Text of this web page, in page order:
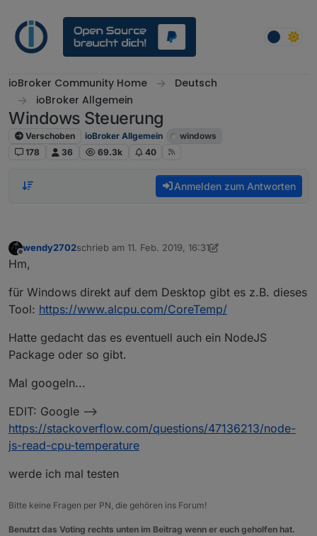
ioBroker Community Home
Deutsch
ioBroker Allgemein
Windows Steuerung
Verschoben ioBroker Allgemein
windows
178
36 69.3k 40
Anmelden zum Antworten
wendy2702schrieb am 11. Feb. 2019, 16:31
zuletzt editiert von wendy27022. Nov. 2019, 17:32
Hm,
für Windows direkt auf dem Desktop gibt es z.B. dieses
Tool: https://www.alcpu.com/CoreTemp/
Hatte gedacht das es eventuell auch ein NodeJS
Package oder so gibt.
Mal googeln...
EDIT: Google -->
https://stackoverflow.com/questions/47136213/node-
js-read-cpu-temperature
werde ich mal testen
Bitte keine Fragen per PN, die gehören ins Forum!
Benutzt das Voting rechts unten im Beitrag wenn er euch geholfen hat.